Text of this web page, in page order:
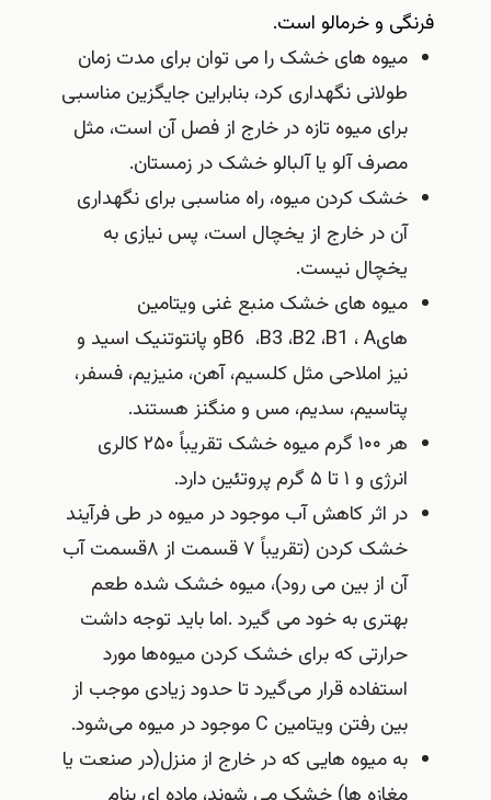
فرنگی و خرمالو است.
میوه های خشک را می توان برای مدت زمان
طولانی نگهداری کرد، بنابراین جایگزین مناسبی
برای میوه تازه در خارج از فصل آن است، مثل
مصرف آلو یا آلبالو خشک در زمستان.
خشک کردن میوه، راه مناسبی برای نگهداری
آن در خارج از یخچال است، پس نیازی به
یخچال نیست.
میوه های خشک منبع غنی ویتامین
هایA، B1، B2، B3، B6و پانتوتنیک اسید و
نیز املاحی مثل کلسیم، آهن، منیزیم، فسفر،
پتاسیم، سدیم، مس و منگنز هستند.
هر ۱۰۰ گرم میوه خشک تقریباً ۲۵۰کالری
انرژی و ۱ تا ۵ گرم پروتئین دارد.
در اثر کاهش آب موجود در میوه در طی فرآیند
خشک کردن (تقریباً ۷ قسمت از ۸قسمت آب
آن از بین می رود)، میوه خشک شده طعم
بهتری به خود می گیرد .اما باید توجه داشت
حرارتی که برای خشک کردن میوه‌ها مورد
استفاده قرار می‌گیرد تا حدود زیادی موجب از
بین رفتن ویتامین Cموجود در میوه می‌شود.
به میوه هایی که در خارج از منزل(در صنعت یا